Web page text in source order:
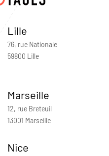
Lille
76, rue Nationale
59800 Lille
Marseille
12, rue Breteuil
13001 Marseille
Nice